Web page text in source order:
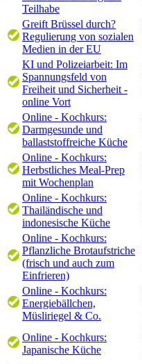
Teilhabe
Greift Brüssel durch?
Regulierung von sozialen
Medien in der EU
KI und Polizeiarbeit: Im
Spannungsfeld von
Freiheit und Sicherheit -
online Vort
Online - Kochkurs:
Darmgesunde und
ballaststoffreiche Küche
Online - Kochkurs:
Herbstliches Meal-Prep
mit Wochenplan
Online - Kochkurs:
Thailändische und
indonesische Küche
Online - Kochkurs:
Pflanzliche Brotaufstriche
(frisch und auch zum
Einfrieren)
Online - Kochkurs:
Energiebällchen,
Müsliriegel & Co.
Online - Kochkurs:
Japanische Küche